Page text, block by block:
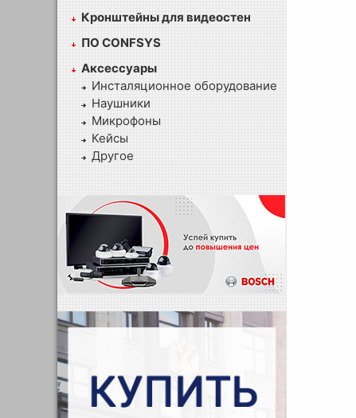
Кронштейны для видеостен
ПО CONFSYS
Аксессуары
Инсталяционное оборудование
Наушники
Микрофоны
Кейсы
Другое